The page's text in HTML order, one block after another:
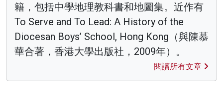
籍，包括中學地理教科書和地圖集。近作有
To Serve and To Lead: A History of the
Diocesan Boys’ School, Hong Kong（與陳慕
華合著，香港大學出版社，2009年）。
閱讀所有文章